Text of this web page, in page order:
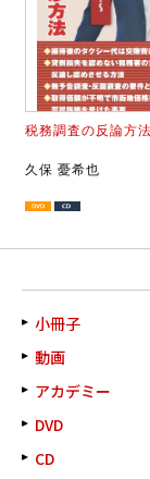
税務調査の反論方
久保 憂希也
小冊子
動画
アカデミー
DVD
CD